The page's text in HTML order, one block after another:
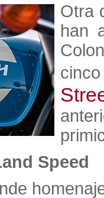
Otra
han
Speed